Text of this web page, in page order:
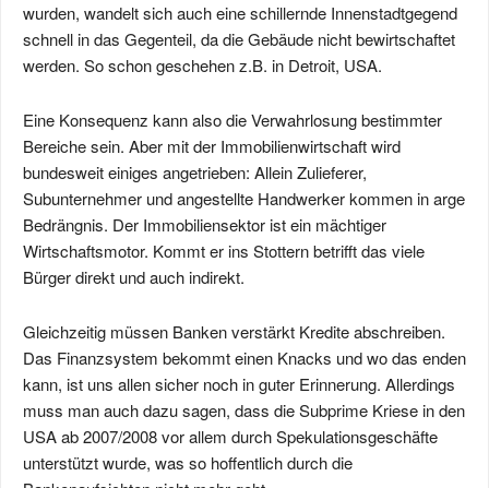
wurden, wandelt sich auch eine schillernde Innenstadtgegend
schnell in das Gegenteil, da die Gebäude nicht bewirtschaftet
werden. So schon geschehen z.B. in Detroit, USA.
Eine Konsequenz kann also die Verwahrlosung bestimmter
Bereiche sein. Aber mit der Immobilienwirtschaft wird
bundesweit einiges angetrieben: Allein Zulieferer,
Subunternehmer und angestellte Handwerker kommen in arge
Bedrängnis. Der Immobiliensektor ist ein mächtiger
Wirtschaftsmotor. Kommt er ins Stottern betrifft das viele
Bürger direkt und auch indirekt.
Gleichzeitig müssen Banken verstärkt Kredite abschreiben.
Das Finanzsystem bekommt einen Knacks und wo das enden
kann, ist uns allen sicher noch in guter Erinnerung. Allerdings
muss man auch dazu sagen, dass die Subprime Kriese in den
USA ab 2007/2008 vor allem durch Spekulationsgeschäfte
unterstützt wurde, was so hoffentlich durch die